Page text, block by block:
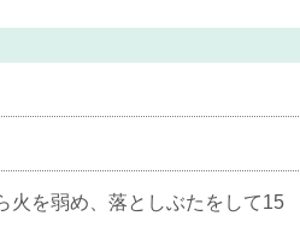
火を弱め、落としぶたをして15